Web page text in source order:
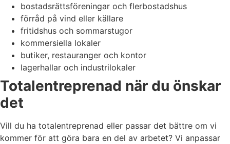
bostadsrättsföreningar och flerbostadshus
förråd på vind eller källare
fritidshus och sommarstugor
kommersiella lokaler
butiker, restauranger och kontor
lagerhallar och industrilokaler
Totalentreprenad när du önskar
det
Vill du ha totalentreprenad eller passar det bättre om vi
kommer för att göra bara en del av arbetet? Vi anpassar